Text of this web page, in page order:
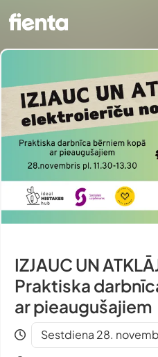
IZJAUC UN
Praktiska
ar pieaugušajiem
Sestdiena 28.